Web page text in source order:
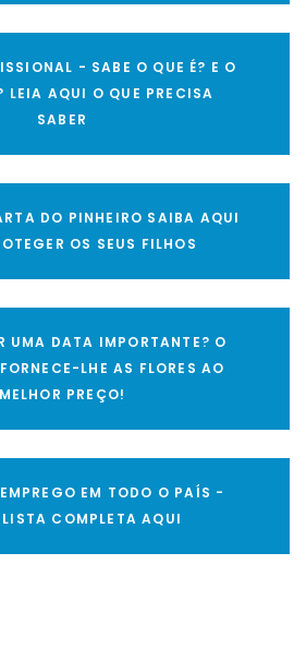
- SABE O QUE É? E O
LEIA AQUI O QUE PRECISA
SABER
DO PINHEIRO SAIBA AQUI
OS SEUS FILHOS
UMA DATA IMPORTANTE? O
LHE AS FLORES AO
MELHOR PREÇO!
EM TODO O PAÍS -
COMPLETA AQUI